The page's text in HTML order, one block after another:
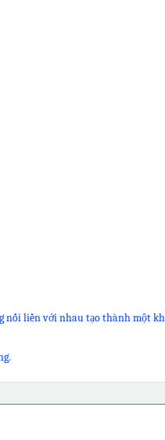
nối liền với nhau tạo thành một